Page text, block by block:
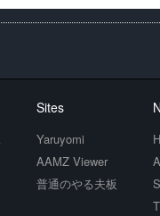
Sites
Yaruyomi
AAMZ Viewer
普通のやる夫板